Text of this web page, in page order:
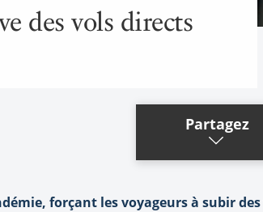
des vols directs
Partagez
forçant les voyageurs à subir